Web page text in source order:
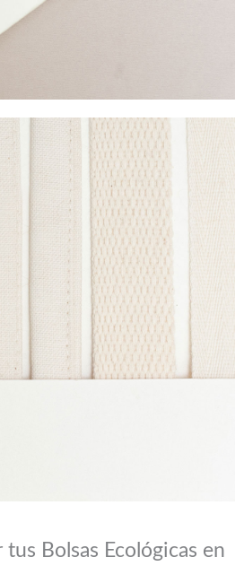
tus Bolsas Ecológicas en